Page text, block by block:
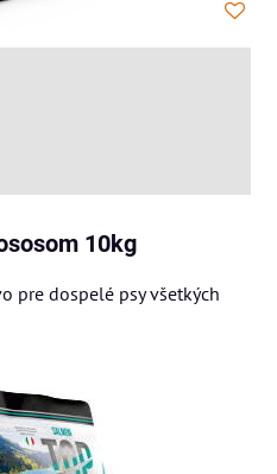
10kg
pre dospelé psy všetkých